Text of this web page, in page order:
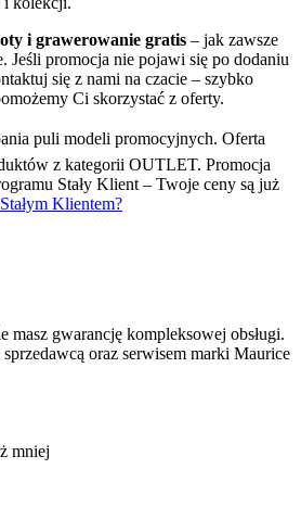
i grawerowanie gratis – jak zawsze
Jeśli promocja nie pojawi się po dodaniu
się z nami na czacie – szybko
Ci skorzystać z oferty.
puli modeli promocyjnych. Oferta
z kategorii OUTLET. Promocja
Stały Klient – Twoje ceny są już
Klientem?
masz gwarancję kompleksowej obsługi.
oraz serwisem marki Maurice
mniej